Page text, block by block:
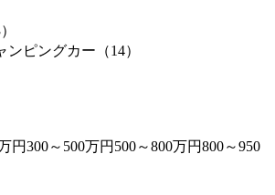
ピングカー（14）
円300～500万円 500～800万円800～950